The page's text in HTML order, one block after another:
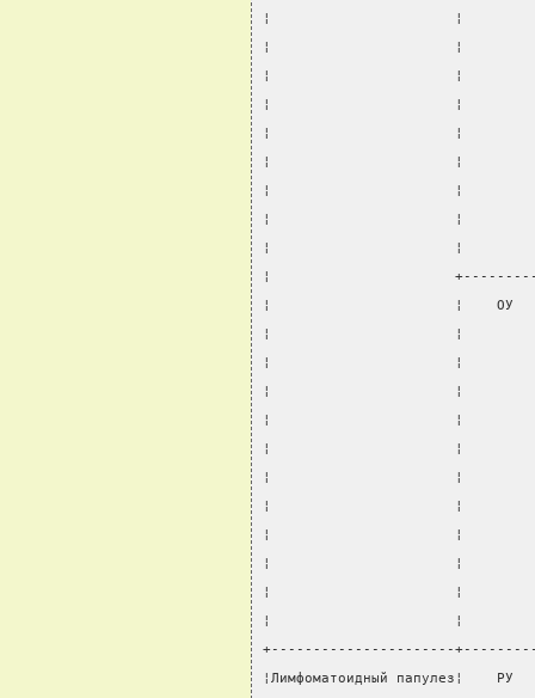
¦                      ¦           ¦
¦                      ¦
¦                      ¦           ¦
¦                      ¦
¦                      ¦
¦                      ¦
¦                      ¦
¦                      ¦
¦                      ¦           ¦
¦
¦                      ¦    ОУ
¦                      ¦
¦                      ¦
¦                      ¦
¦                      ¦
¦                      ¦
¦                      ¦
¦                      ¦
¦                      ¦
¦                      ¦
¦                      ¦
¦                      ¦
+----------------------
¦Лимфоматоидный папулез¦